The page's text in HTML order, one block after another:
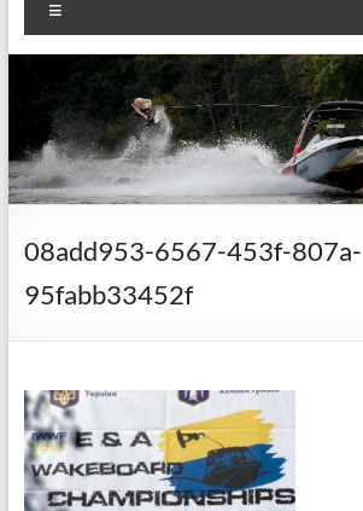
08add953-6567-453f-807a-
95fabb33452f